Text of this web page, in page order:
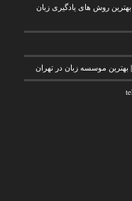
روش های یادگیری زبان